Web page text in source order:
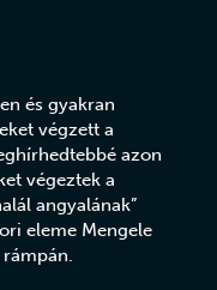
és gyakran
végzett a
azon
végeztek a
angyalának”
eleme Mengele